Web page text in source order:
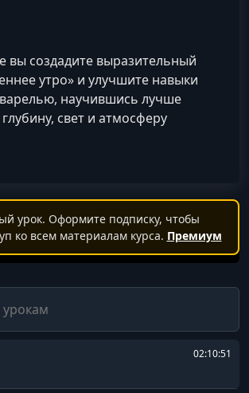
вы создадите выразительный
утро» и улучшите навыки
научившись лучше
свет и атмосферу
урок. Оформите подписку, чтобы
ко всем материалам курса. Премиум
02:10:51